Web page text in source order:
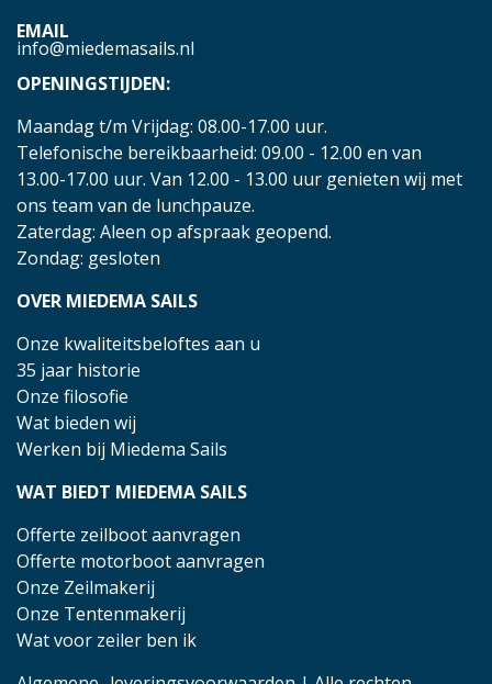
EMAIL
info@miedemasails.nl
OPENINGSTIJDEN:
Maandag t/m Vrijdag: 08.00-17.00 uur.
Telefonische bereikbaarheid: 09.00 - 12.00 en van
13.00-17.00 uur. Van 12.00 - 13.00 uur genieten wij met
ons team van de lunchpauze.
Zaterdag: Aleen op afspraak geopend.
Zondag: gesloten
OVER MIEDEMA SAILS
Onze kwaliteitsbeloftes aan u
35 jaar historie
Onze filosofie
Wat bieden wij
Werken bij Miedema Sails
WAT BIEDT MIEDEMA SAILS
Offerte zeilboot aanvragen
Offerte motorboot aanvragen
Onze Zeilmakerij
Onze Tentenmakerij
Wat voor zeiler ben ik